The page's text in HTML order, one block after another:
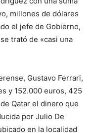
millones de dólares
el jefe de Gobierno,
trató de «casi una
Gustavo Ferrari,
y 152.000 euros, 425
Qatar el dinero que
por Julio De
en la localidad